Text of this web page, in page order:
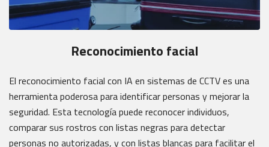
Reconocimiento facial
El reconocimiento facial con IA en sistemas de CCTV es una
herramienta poderosa para identificar personas y mejorar la
seguridad. Esta tecnología puede reconocer individuos,
comparar sus rostros con listas negras para detectar
personas no autorizadas, y con listas blancas para facilitar el